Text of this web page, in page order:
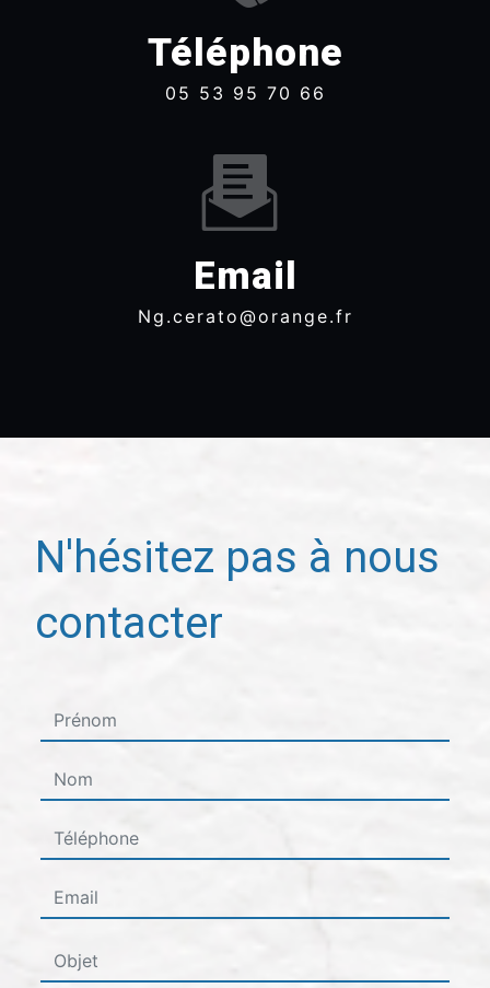
Téléphone
05 53 95 70 66
Email
ng.cerato@orange.fr
N'hésitez pas à nous
contacter